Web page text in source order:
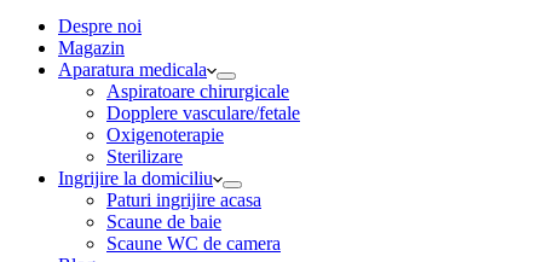
Despre noi
Magazin
Aparatura medicala
Aspiratoare chirurgicale
Dopplere vasculare/fetale
Oxigenoterapie
Sterilizare
Ingrijire la domiciliu
Paturi ingrijire acasa
Scaune de baie
Scaune WC de camera